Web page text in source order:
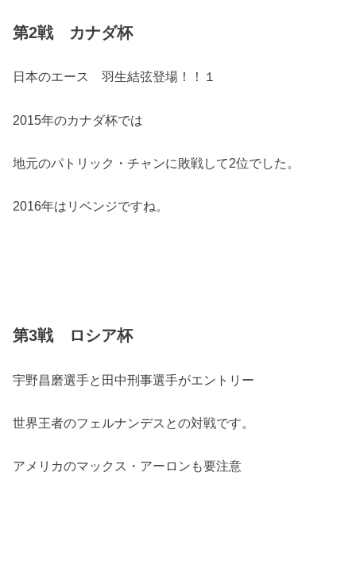
第2戦 カナダ杯
日本のエース 羽生結弦登場！！１
2015年のカナダ杯では
地元のパトリック・チャンに敗戦して2位でした。
2016年はリベンジですね。
第3戦 ロシア杯
宇野昌磨選手と田中刑事選手がエントリー
世界王者のフェルナンデスとの対戦です。
アメリカのマックス・アーロンも要注意